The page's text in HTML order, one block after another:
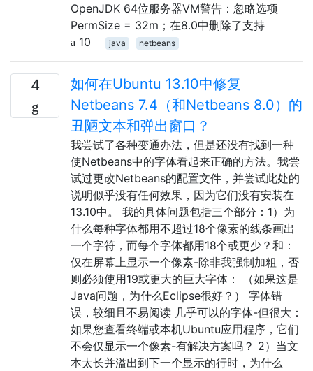
OpenJDK 64位服务器VM警告：忽略选项
PermSize = 32m；在8.0中删除了支持
10
java netbeans
4
如何在Ubuntu 13.10中修复
Netbeans 7.4（和Netbeans 8.0）的
丑陋文本和弹出窗口？
我尝试了各种变通办法，但是还没有找到一种
使Netbeans中的字体看起来正确的方法。我尝
试过更改Netbeans的配置文件，并尝试此处的
说明似乎没有任何效果，因为它们没有安装在
13.10中。 我的具体问题包括三个部分：1）为
什么每种字体都用不超过18个像素的线条画出
一个字符，而每个字体都用18个或更少？和：
仅在屏幕上显示一个像素-除非我强制加粗，否
则必须使用19或更大的巨大字体： （如果这是
Java问题，为什么Eclipse很好？） 字体错
误，较细且不易阅读 几乎可以的字体-但很大：
如果您查看终端或本机Ubuntu应用程序，它们
不会仅显示一个像素-有解决方案吗？ 2）当文
本太长并溢出到下一个显示的行时，为什么